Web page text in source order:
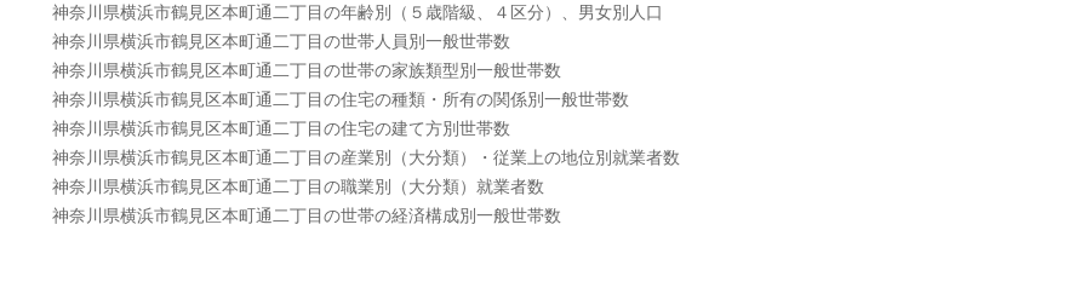
神奈川県横浜市鶴見区本町通二丁目の年齢別（５歳階級、４区分）、男女別人口
神奈川県横浜市鶴見区本町通二丁目の世帯人員別一般世帯数
神奈川県横浜市鶴見区本町通二丁目の世帯の家族類型別一般世帯数
神奈川県横浜市鶴見区本町通二丁目の住宅の種類・所有の関係別一般世帯数
神奈川県横浜市鶴見区本町通二丁目の住宅の建て方別世帯数
神奈川県横浜市鶴見区本町通二丁目の産業別（大分類）・従業上の地位別就業者数
神奈川県横浜市鶴見区本町通二丁目の職業別（大分類）就業者数
神奈川県横浜市鶴見区本町通二丁目の世帯の経済構成別一般世帯数